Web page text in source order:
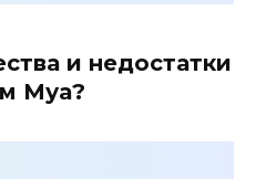
и недостатки
Муа?